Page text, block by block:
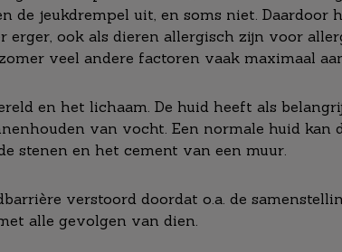
de jeukdrempel uit, en soms niet. Daardoor
erger, ook als dieren allergisch zijn voor
veel andere factoren vaak maximaal
en het lichaam. De huid heeft als
van vocht. Een normale huid
stenen en het cement van een muur.
verstoord doordat o.a. de
alle gevolgen van dien.